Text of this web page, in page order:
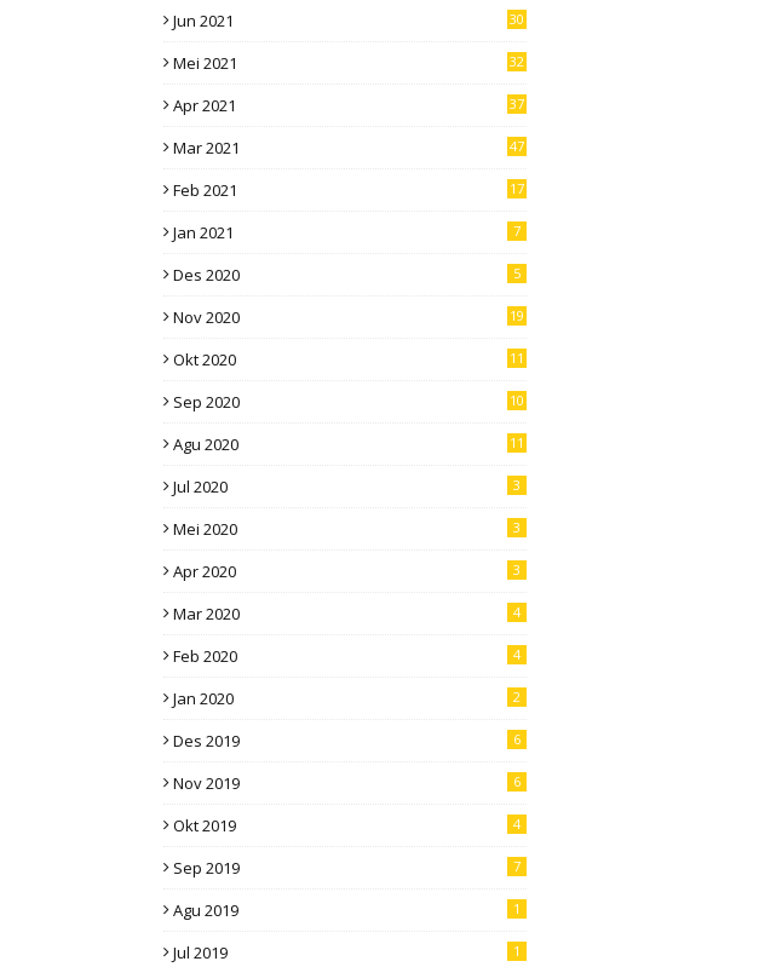
Jun 2021 30
Mei 2021 32
Apr 2021 37
Mar 2021 47
Feb 2021 17
Jan 2021 7
Des 2020 5
Nov 2020 19
Okt 2020 11
Sep 2020 10
Agu 2020 11
Jul 2020 3
Mei 2020 3
Apr 2020 3
Mar 2020 4
Feb 2020 4
Jan 2020 2
Des 2019 6
Nov 2019 6
Okt 2019 4
Sep 2019 7
Agu 2019 1
Jul 2019 1